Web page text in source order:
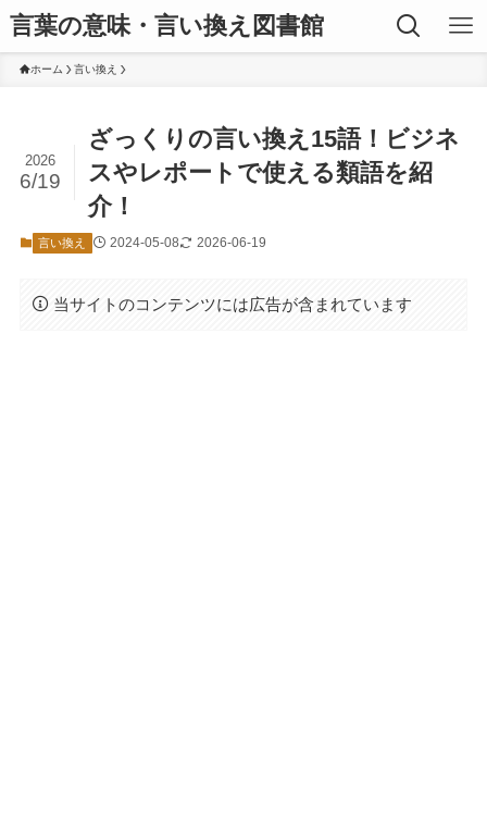
言葉の意味・言い換え図書館
ホーム 言い換え
ざっくりの言い換え15語！ビジネ
スやレポートで使える類語を紹
介！
2026
6/19
言い換え 2024-05-08 2026-06-19
当サイトのコンテンツには広告が含まれています